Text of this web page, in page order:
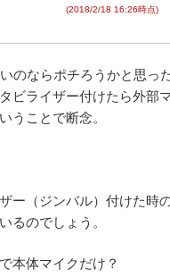
(2018/2/18 16:26時点)
のならポチろうかと思っ
ビライザー付けたら外部
うことで断念。
ー（ジンバル）付けた時
るのでしょう。
本体マイクだけ？